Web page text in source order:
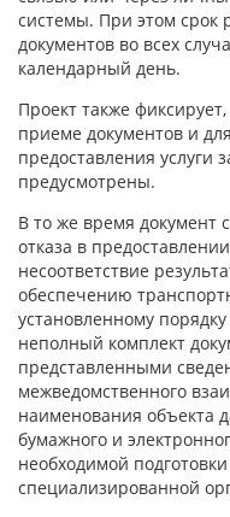
системы. При этом срок
документов во всех
календарный день.
Проект также
приеме документов и
предоставления услуги
предусмотрены.
В то же время документ
отказа в
несоответствие
обеспечению
установленному
неполный комплект
представленными
межведомственного
наименования объекта
бумажного и
необходимой
специализированной